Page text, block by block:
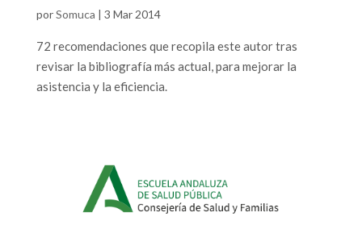
porSomuca | 3 Mar 2014
72 recomendaciones que recopila este autor tras
revisar la bibliografía más actual, para mejorar la
asistencia y la eficiencia.